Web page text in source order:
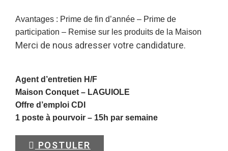
Avantages : Prime de fin d’année – Prime de
participation – Remise sur les produits de la Maison
Merci de nous adresser votre candidature.
Agent d’entretien H/F
Maison Conquet – LAGUIOLE
Offre d’emploi CDI
1 poste à pourvoir – 15h par semaine
POSTULER